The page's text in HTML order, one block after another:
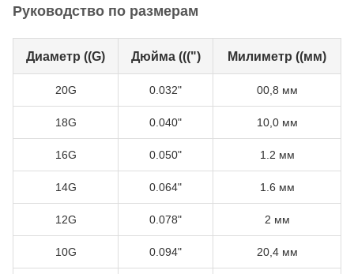
Руководство по размерам
Диаметр ((G) Дюйма (((") Милиметр ((мм)
20G 0.032" 00,8 мм
18G 0.040" 10,0 мм
16G 0.050" 1.2 мм
14G 0.064" 1.6 мм
12G 0.078" 2 мм
10G 0.094" 20,4 мм